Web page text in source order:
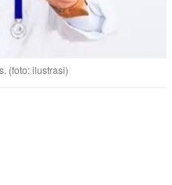
(foto: ilustrasi)